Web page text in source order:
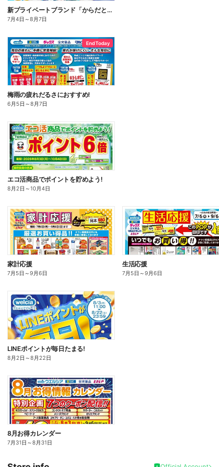
新プライベートブランド「からだとくらしに+1(プラスワン)」よりモンダミン口内トータルケア登場!
7月4日 ～8月7日
End Today
梅雨の疲れだるさにおすすめ!
6月5日 ～8月7日
エコ活商品でポイントを貯めよう!
8月2日 ～10月4日
家計応援
7月5日 ～9月6日
生活応援
7月5日 ～9月6日
LINEポイントが毎日たまる!
8月2日 ～8月22日
8月お得カレンダー
7月31日 ～8月31日